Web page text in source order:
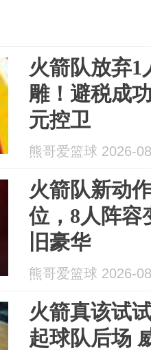
火箭队放弃1
雕！避税成
元控卫
熊哥爱篮球 2026-
火箭队新动
位，8人阵容
旧豪华
熊哥爱篮球 2026-
火箭真该试
起球队后场